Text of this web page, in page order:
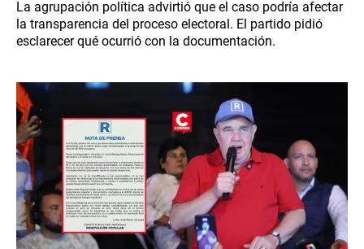
La agrupación política advirtió que el caso podría afectar
la transparencia del proceso electoral. El partido pidió
esclarecer qué ocurrió con la documentación.